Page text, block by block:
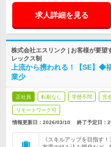
求人詳細を見る
株式会社エスリンク | お客様が要
レックス制
上流から携われる！【SE】
業少
正社員 転勤なし 学歴不問 完
リモートワーク可
情報更新日：2026/03/10 終了予定日：
《スキルアップを目指す